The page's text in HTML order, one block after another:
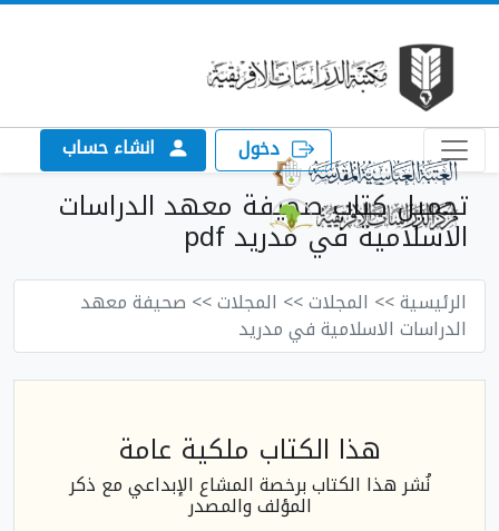
دخول انشاء حساب
تحميل كتاب صحيفة معهد الدراسات
الاسلامية في مدريد pdf
الرئيسية>> المجلات>> المجلات>> صحيفة معهد
الدراسات الاسلامية في مدريد
هذا الكتاب ملكية عامة
نُشر هذا الكتاب برخصة المشاع الإبداعي مع ذكر
المؤلف والمصدر